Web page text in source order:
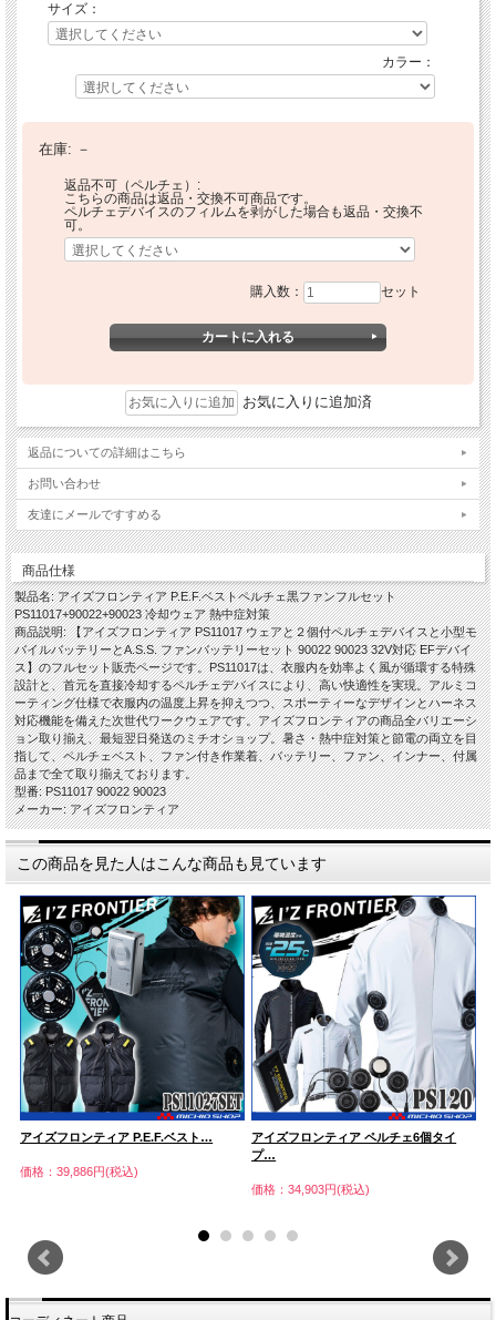
サイズ：
カラー：
在庫: －
返品不可（ペルチェ）:
こちらの商品は返品・交換不可商品です。
ペルチェデバイスのフィルムを剥がした場合も返品・交換不
可。
購入数： セット
お気に入りに追加済
返品についての詳細はこちら
お問い合わせ
友達にメールですすめる
商品仕様
製品名: アイズフロンティア P.E.F.ベストペルチェ黒ファンフルセット
PS11017+90022+90023 冷却ウェア 熱中症対策
商品説明: 【アイズフロンティア PS11017 ウェアと２個付ペルチェデバイスと小型モ
バイルバッテリーとA.S.S. ファンバッテリーセット 90022 90023 32V対応 EFデバイ
ス】のフルセット販売ページです。PS11017は、衣服内を効率よく風が循環する特殊
設計と、首元を直接冷却するペルチェデバイスにより、高い快適性を実現。アルミコ
ーティング仕様で衣服内の温度上昇を抑えつつ、スポーティーなデザインとハーネス
対応機能を備えた次世代ワークウェアです。アイズフロンティアの商品全バリエーシ
ョン取り揃え、最短翌日発送のミチオショップ。暑さ・熱中症対策と節電の両立を目
指して、ペルチェベスト、ファン付き作業着、バッテリー、ファン、インナー、付属
品まで全て取り揃えております。
型番: PS11017 90022 90023
メーカー: アイズフロンティア
この商品を見た人はこんな商品も見ています
アイズフロンティア P.E.F.ベスト…
価格：39,886円(税込)
アイズフロンティア ペルチェ6個タイ
プ…
価格：34,903円(税込)